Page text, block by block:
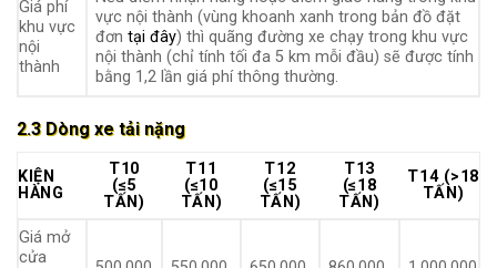
Giá phí
khu vực
nội
thành
vực nội thành (vùng khoanh xanh trong bản đồ đặt
đơntại đây) thì quãng đường xe chạy trong khu vực
nội thành (chỉ tính tối đa 5 km mỗi đầu) sẽ được tính
bằng 1,2 lần giá phí thông thường.
2.3 Dòng xe tải nặng
KIỆN
HÀNG
T10
(≤5
TẤN)
T11
(≤10
TẤN)
T12
(≤15
TẤN)
T13
(≤18
TẤN)
T14 (>18
TẤN)
Giá mở
cửa